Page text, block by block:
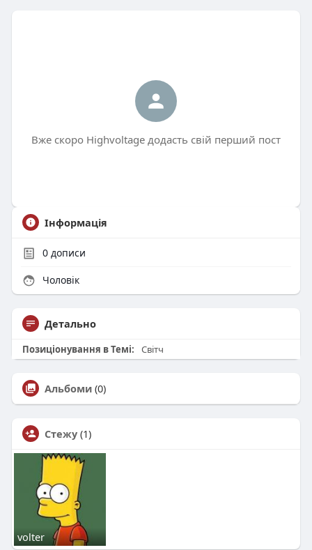
Вже скоро Highvoltage додасть свій перший пост
Інформація
0дописи
Чоловік
Детально
Позиціонування в Темі: Світч
Альбоми (0)
Стежу (1)
volter